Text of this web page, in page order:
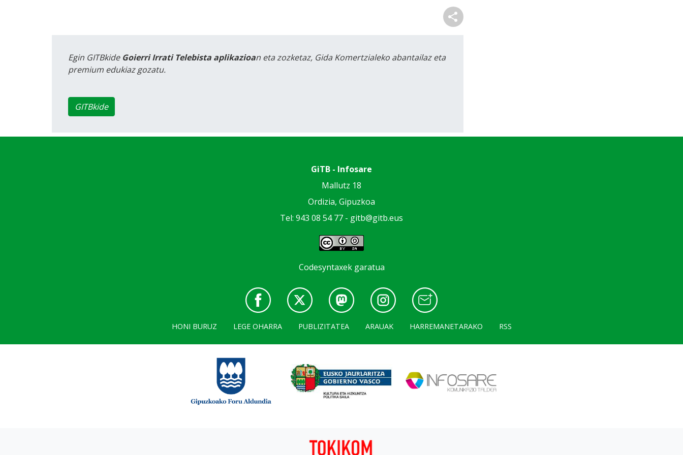
Egin GITBkide Goierri Irrati Telebista aplikazioan eta zozketaz, Gida Komertzialeko abantailaz eta
premium edukiaz gozatu.
GITBkide
GiTB - Infosare
Mallutz 18
Ordizia, Gipuzkoa
Tel: 943 08 54 77 - gitb@gitb.eus
Codesyntaxek garatua
HONI BURUZ LEGE OHARRA PUBLIZITATEA ARAUAK HARREMANETARAKO RSS